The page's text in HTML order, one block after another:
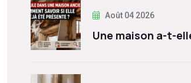
Août 04 2026
Une maison a-t-